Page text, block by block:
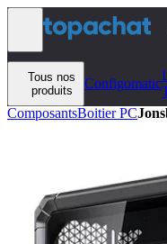
Aller au contenu
Tous nos
produits
Configomatic
ComposantsBoitier PC